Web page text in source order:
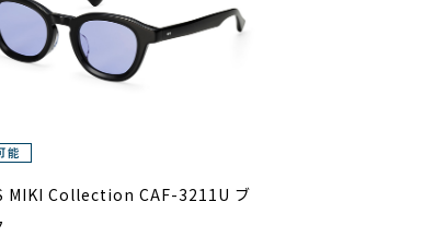
MIKI Collection CAF-3211U ブ